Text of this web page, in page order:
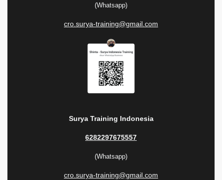
(Whatsapp)
cro.surya-training@gmail.com
Surya Training Indonesia
6282297675557
(Whatsapp)
cro.surya-training@gmail.com